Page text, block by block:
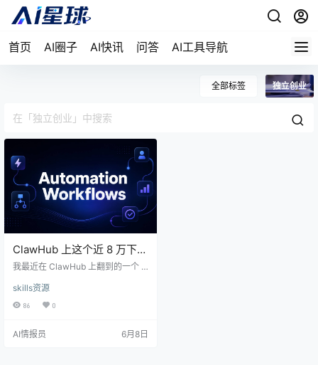
首页 AI圈子 AI快讯 问答 AI工具导航
全部标签 独立创业
ClawHub 上这个近 8 万下载
的 Skill，手把手教你搞定业
我最近在 ClawHub 上翻到的一个 S
能多炫酷，而是它的定位太精准
了。不卖概念、不讲大道理，就是
kflows，作者 Jatin Khatri。下载量
skills资源
86 0
AI情报员 6月8日